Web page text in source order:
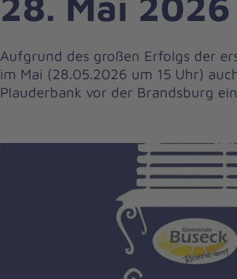
Aufgrund des großen Erfolgs der
im Mai (28.05.2026 um 15 Uhr)
Plauderbank vor der Brandsburg